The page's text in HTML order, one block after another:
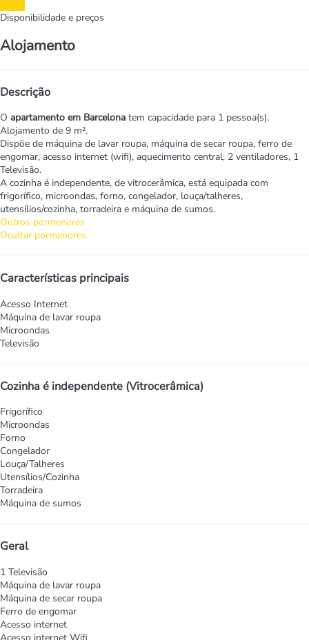
Disponibilidade e preços
Alojamento
Descrição
O apartamento em Barcelona tem capacidade para 1 pessoa(s).
Alojamento de 9 m².
Dispõe de máquina de lavar roupa, máquina de secar roupa, ferro de
engomar, acesso internet (wifi), aquecimento central, 2 ventiladores, 1
Televisão.
A cozinha é independente, de vitrocerâmica, está equipada com
frigorífico, microondas, forno, congelador, louça/talheres,
utensílios/cozinha, torradeira e máquina de sumos.
Outros pormenores
Ocultar pormenores
Características principais
Acesso Internet
Máquina de lavar roupa
Microondas
Televisão
Cozinha é independente (Vitrocerâmica)
Frigorífico
Microondas
Forno
Congelador
Louça/Talheres
Utensílios/Cozinha
Torradeira
Máquina de sumos
Geral
1 Televisão
Máquina de lavar roupa
Máquina de secar roupa
Ferro de engomar
Acesso internet
Acesso internet Wifi